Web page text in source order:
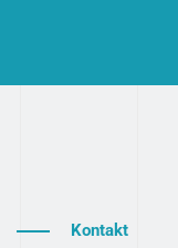
Kontakt